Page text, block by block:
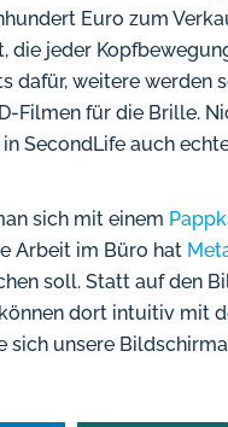
Euro zum
die jeder
dafür, weitere werden
Filmen für die Brille.
SecondLife auch
sich mit einem
Arbeit im Büro hat
soll. Statt auf den
dort intuitiv mit
sich unsere